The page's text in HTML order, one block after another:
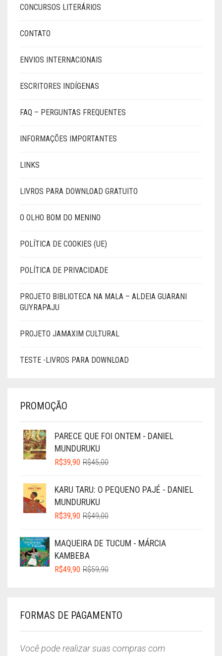
CONCURSOS LITERÁRIOS
CONTATO
ENVIOS INTERNACIONAIS
ESCRITORES INDÍGENAS
FAQ – PERGUNTAS FREQUENTES
INFORMAÇÕES IMPORTANTES
LINKS
LIVROS PARA DOWNLOAD GRATUITO
O OLHO BOM DO MENINO
POLÍTICA DE COOKIES (UE)
POLÍTICA DE PRIVACIDADE
PROJETO BIBLIOTECA NA MALA – ALDEIA GUARANI
GUYRAPAJU
PROJETO JAMAXIM CULTURAL
TESTE -LIVROS PARA DOWNLOAD
PROMOÇÃO
PARECE QUE FOI ONTEM - DANIEL
MUNDURUKU
R$45,00O
ERA:
R$39,90
O
É:
KARU TARU: O PEQUENO PAJÉ - DANIEL
MUNDURUKU
R$49,00O
ERA:
R$39,90
O
É:
MAQUEIRA DE TUCUM - MÁRCIA
KAMBEBA
R$59,90O
R$59,90.
R$49,90
O
R$49,90.
FORMAS DE PAGAMENTO
Você pode realizar suas compras com